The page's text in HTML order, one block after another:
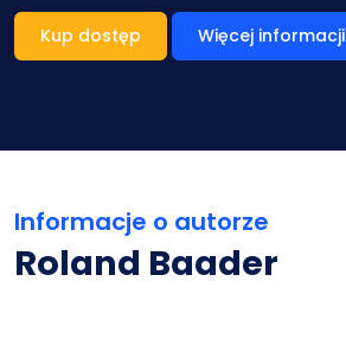
Kup dostęp Więcej informacji
Informacje o autorze
Roland Baader